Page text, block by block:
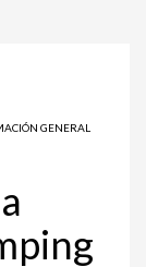
GENERAL